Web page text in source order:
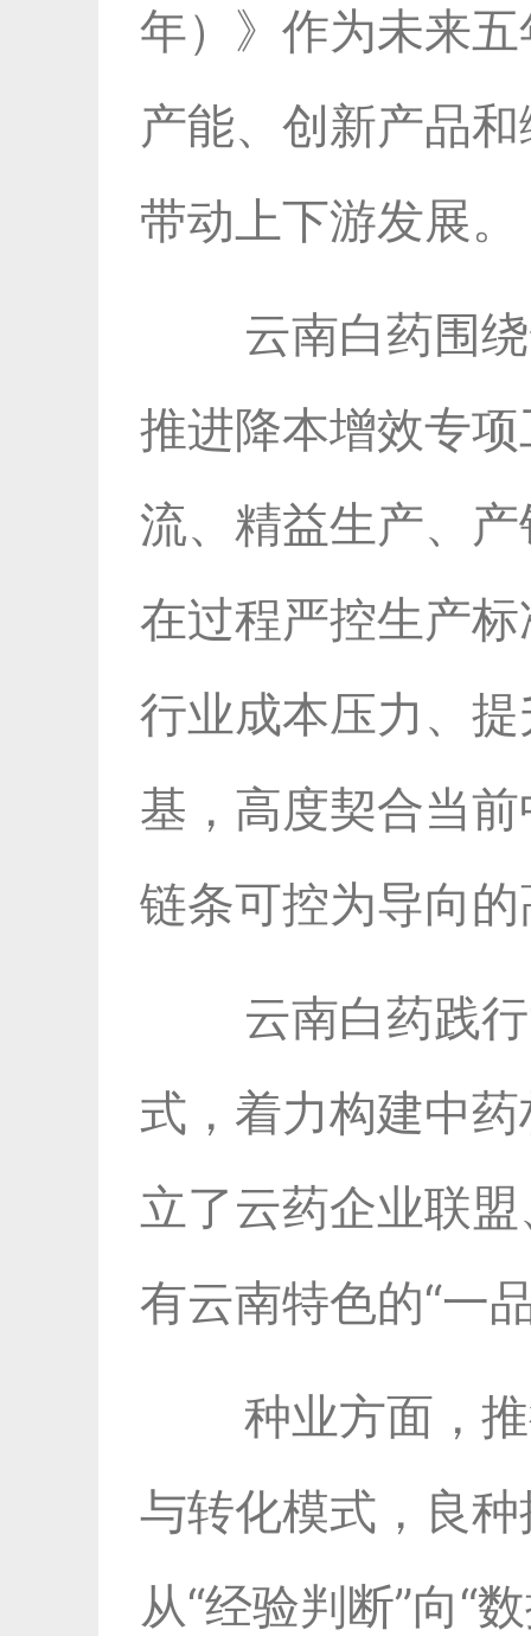
年）》作为未来
产能、创新产品
带动上下游发展。
云南白药围
推进降本增效专
流、精益生产、
在过程严控生产
行业成本压力、
基，高度契合当
链条可控为导向
云南白药践
式，着力构建中
立了云药企业联
有云南特色的“一
种业方面，
与转化模式，良
从“经验判断”向“